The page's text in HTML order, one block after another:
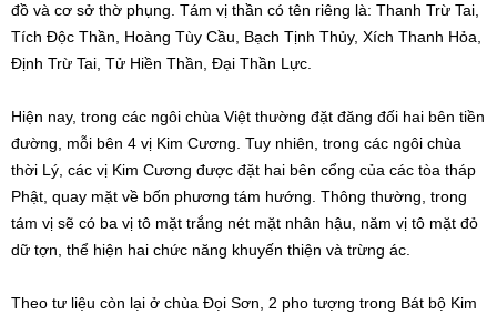
đồ và cơ sở thờ phụng. Tám vị thần có tên riêng là: Thanh Trừ Tai,
Tích Độc Thần, Hoàng Tùy Cầu, Bạch Tịnh Thủy, Xích Thanh Hỏa,
Định Trừ Tai, Tử Hiền Thần, Đại Thần Lực.
Hiện nay, trong các ngôi chùa Việt thường đặt đăng đối hai bên tiền
đường, mỗi bên 4 vị Kim Cương. Tuy nhiên, trong các ngôi chùa
thời Lý, các vị Kim Cương được đặt hai bên cổng của các tòa tháp
Phật, quay mặt về bốn phương tám hướng. Thông thường, trong
tám vị sẽ có ba vị tô mặt trắng nét mặt nhân hậu, năm vị tô mặt đỏ
dữ tợn, thể hiện hai chức năng khuyến thiện và trừng ác.
Theo tư liệu còn lại ở chùa Đọi Sơn, 2 pho tượng trong Bát bộ Kim